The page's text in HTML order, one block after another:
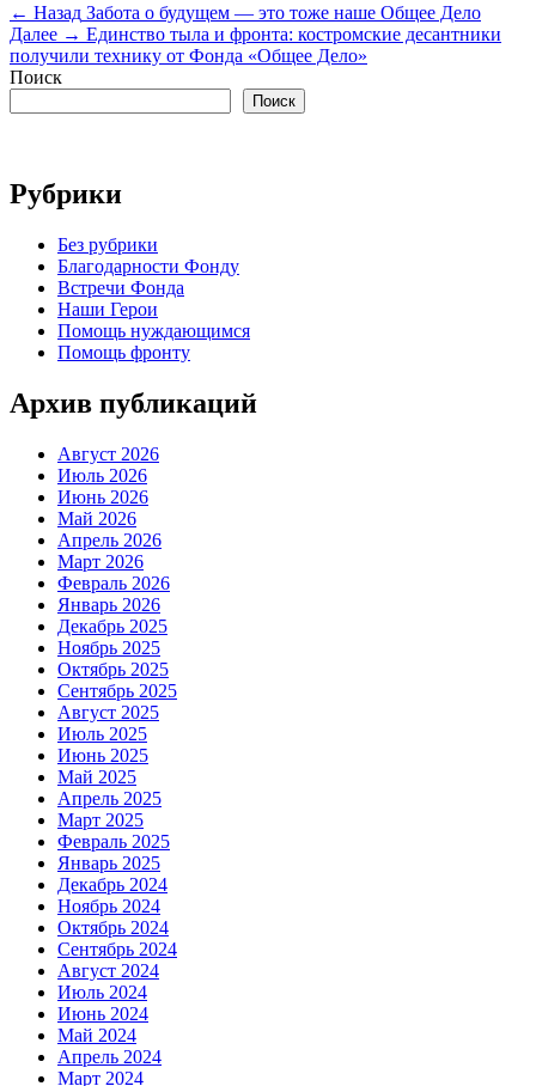
Навигация
по
записям
← Назад Предыдущая
запись:
Забота о будущем — это тоже наше Общее Дело
Далее → Следующая
запись:
Единство тыла и фронта: костромские десантники
получили технику от Фонда «Общее Дело»
Поиск
Поиск
Рубрики
Без рубрики
Благодарности Фонду
Встречи Фонда
Наши Герои
Помощь нуждающимся
Помощь фронту
Архив публикаций
Август 2026
Июль 2026
Июнь 2026
Май 2026
Апрель 2026
Март 2026
Февраль 2026
Январь 2026
Декабрь 2025
Ноябрь 2025
Октябрь 2025
Сентябрь 2025
Август 2025
Июль 2025
Июнь 2025
Май 2025
Апрель 2025
Март 2025
Февраль 2025
Январь 2025
Декабрь 2024
Ноябрь 2024
Октябрь 2024
Сентябрь 2024
Август 2024
Июль 2024
Июнь 2024
Май 2024
Апрель 2024
Март 2024